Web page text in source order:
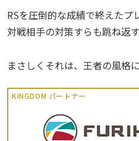
RSを圧倒的な成績で終えたプ
対戦相手の対策すらも跳ね返す
まさしくそれは、王者の風格
KINGDOM パートナー